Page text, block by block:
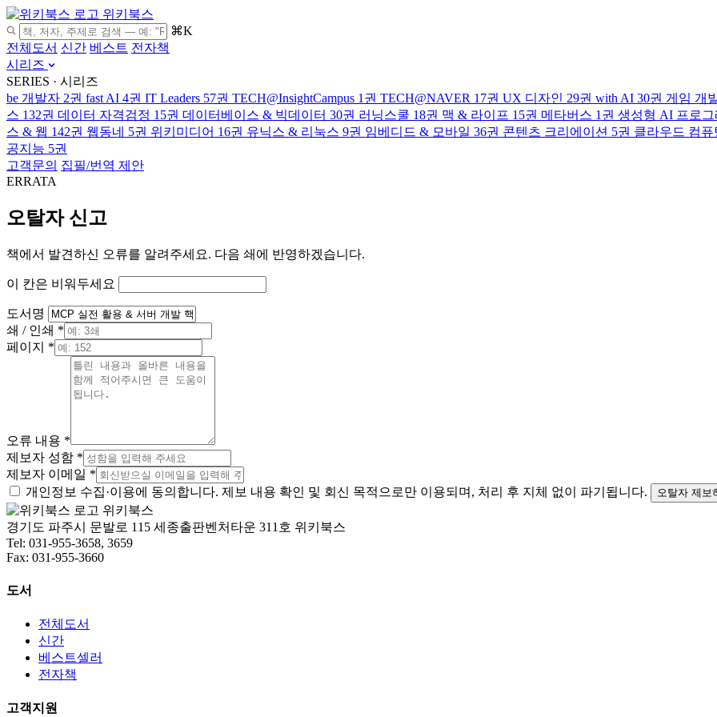
위키북스
⌘K
전체도서 신간 베스트 전자책
시리즈
SERIES · 시리즈
be 개발자 2권 fast AI 4권 IT Leaders 57권 TECH@InsightCampus 1권 TECH@NAVER 17권 UX 디자인 29권 with AI 30권 게임 개
스 132권 데이터 자격검정 15권 데이터베이스 & 빅데이터 30권 러닝스쿨 18권 맥 & 라이프 15권 메타버스 1권 생성형 AI 프로그
스 & 웹 142권 웹동네 5권 위키미디어 16권 유닉스 & 리눅스 9권 임베디드 & 모바일 36권 콘텐츠 크리에이션 5권 클라우드 컴퓨
공지능 5권
고객문의 집필/번역 제안
ERRATA
오탈자 신고
책에서 발견하신 오류를 알려주세요. 다음 쇄에 반영하겠습니다.
이 칸은 비워두세요
도서명
쇄 / 인쇄 *
페이지 *
오류 내용 *
제보자 성함 *
제보자 이메일 *
개인정보 수집·이용에 동의합니다. 제보 내용 확인 및 회신 목적으로만 이용되며, 처리 후 지체 없이 파기됩니다.
오탈자 제
위키북스
경기도 파주시 문발로 115 세종출판벤처타운 311호 위키북스
Tel: 031-955-3658, 3659
Fax: 031-955-3660
도서
전체도서
신간
베스트셀러
전자책
고객지원